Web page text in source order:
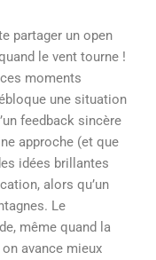
partager un open
le vent tourne !
moments
une situation
feedback sincère
approche (et que
idées brillantes
alors qu’un
Le
même quand la
avance mieux